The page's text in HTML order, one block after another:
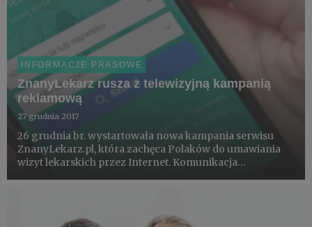
INFORMACJE PRASOWE
ZnanyLekarz rusza z telewizyjną kampanią
reklamową
27 grudnia 2017
26 grudnia br. wystartowała nowa kampania serwisu
ZnanyLekarz.pl, która zachęca Polaków do umawiania
wizyt lekarskich przez Internet. Komunikacja